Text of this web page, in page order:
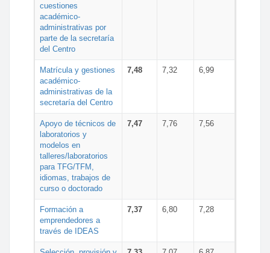
cuestiones
académico-
administrativas por
parte de la secretaría
del Centro
Matrícula y gestiones
académico-
administrativas de la
secretaría del Centro
7,48 7,32 6,99
Apoyo de técnicos de
laboratorios y
modelos en
talleres/laboratorios
para TFG/TFM,
idiomas, trabajos de
curso o doctorado
7,47 7,76 7,56
Formación a
emprendedores a
través de IDEAS
7,37 6,80 7,28